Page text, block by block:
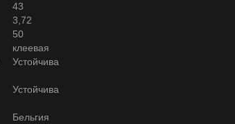
43
3,72
50
клеевая
Устойчива
Устойчива
Бельгия